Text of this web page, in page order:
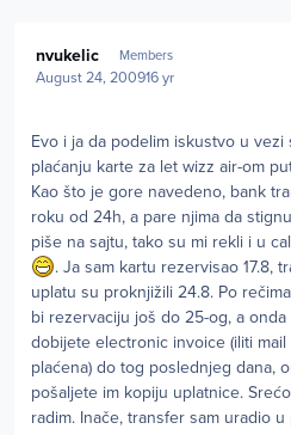
nvukelic Members
August 24, 200916 yr
Evo i ja da podelim iskustvo u
plaćanju karte za let wizz air-om
Kao što je gore navedeno, bank
roku od 24h, a pare njima da
piše na sajtu, tako su mi rekli i u
. Ja sam kartu rezervisao 17.8,
uplatu su proknjižili 24.8. Po
bi rezervaciju još do 25-og, a
dobijete electronic invoice (iliti
plaćena) do tog poslednjeg dana,
pošaljete im kopiju uplatnice.
radim. Inače, transfer sam uradio